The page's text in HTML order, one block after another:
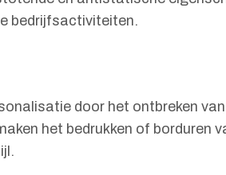
bedrijfsactiviteiten.
door het ontbreken
het bedrukken of borduren